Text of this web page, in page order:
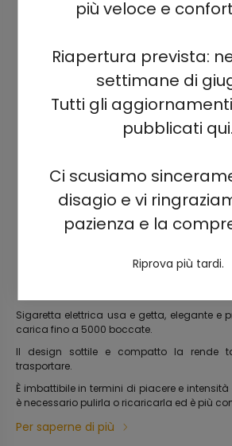
più veloce e
Riapertura prevista:
settimane di
Tutti gli
pubblicati qui.
Ci scusiamo
disagio e vi
pazienza e la
Riprova più tardi.
Sigaretta elettrica usa e getta, elegante e
carica fino a 5000 boccate.
Il design sottile e compatto la rende
trasportare.
È imbattibile in termini di piacere e
è necessario pulirla o ricaricarla ed è più
Per saperne di più